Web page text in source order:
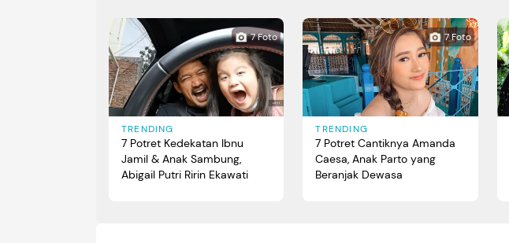
7 Foto
TRENDING
7 Potret Kedekatan Ibnu
Jamil & Anak Sambung,
Abigail Putri Ririn Ekawati
7 Foto
TRENDING
7 Potret Cantiknya Amanda
Caesa, Anak Parto yang
Beranjak Dewasa